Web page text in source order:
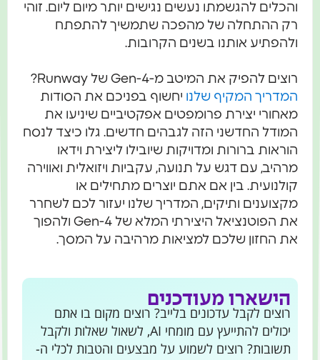
והכלים להגשמתו נעשים נגישים יותר מיום ליום. זוהי
רק ההתחלה של מהפכה שתמשיך להתפתח
ולהפתיע אותנו בשנים הקרובות.
רוצים להפיק את המיטב מ-Gen-4 של Runway?
המדריך המקיף שלנויחשוף בפניכם את הסודות
מאחורי יצירת פרומפטים אפקטיביים שיניעו את
המודל החדשני הזה לגבהים חדשים. גלו כיצד לנסח
הוראות ברורות ומדויקות שיובילו ליצירת וידאו
מרהיב, עם דגש על תנועה, עקביות ויזואלית ואווירה
קולנועית. בין אם אתם יוצרים מתחילים או
מקצוענים ותיקים, המדריך שלנו יעזור לכם לשחרר
את הפוטנציאל היצירתי המלא של Gen-4 ולהפוך
את החזון שלכם למציאות מרהיבה על המסך.
הישארו מעודכנים
רוצים לקבל עדכונים בלייב? רוצים מקום בו אתם
יכולים להתייעץ עם מומחי AI, לשאול שאלות ולקבל
תשובות? רוצים לשמוע על מבצעים והטבות לכלי ה-